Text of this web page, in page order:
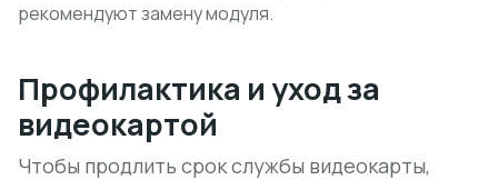
рекомендуют замену модуля.
Профилактика и уход за
видеокартой
Чтобы продлить срок службы видеокарты,